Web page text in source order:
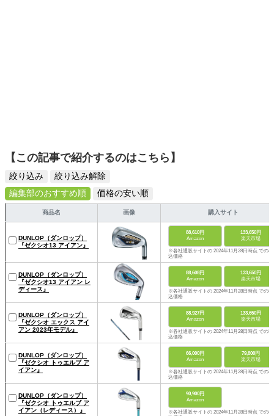
【この記事で紹介するのはこちら】
絞り込み
絞り込み解除
編集部のおすすめ順
価格の安い順
商品名 画像 購入サイト
DUNLOP（ダンロップ）
『ゼクシオ13 アイアン』
88,610円
Amazon
133,650円
楽天市場
※各社通販サイトの 2024年11月28日時点 での税
込価格
DUNLOP（ダンロップ）
『ゼクシオ13 アイアン レ
ディース』
88,608円
Amazon
133,650円
楽天市場
※各社通販サイトの 2024年11月28日時点 での税
込価格
DUNLOP（ダンロップ）
『ゼクシオ エックス アイ
アン 2023年モデル』
88,927円
Amazon
133,650円
楽天市場
※各社通販サイトの 2024年11月28日時点 での税
込価格
DUNLOP（ダンロップ）
『ゼクシオ トゥエルブ ア
イアン』
66,000円
Amazon
79,800円
楽天市場
※各社通販サイトの 2024年11月28日時点 での税
込価格
DUNLOP（ダンロップ）
『ゼクシオ トゥエルブ ア
イアン（レディース）』
90,900円
Amazon
※各社通販サイトの 2024年11月28日時点 での税